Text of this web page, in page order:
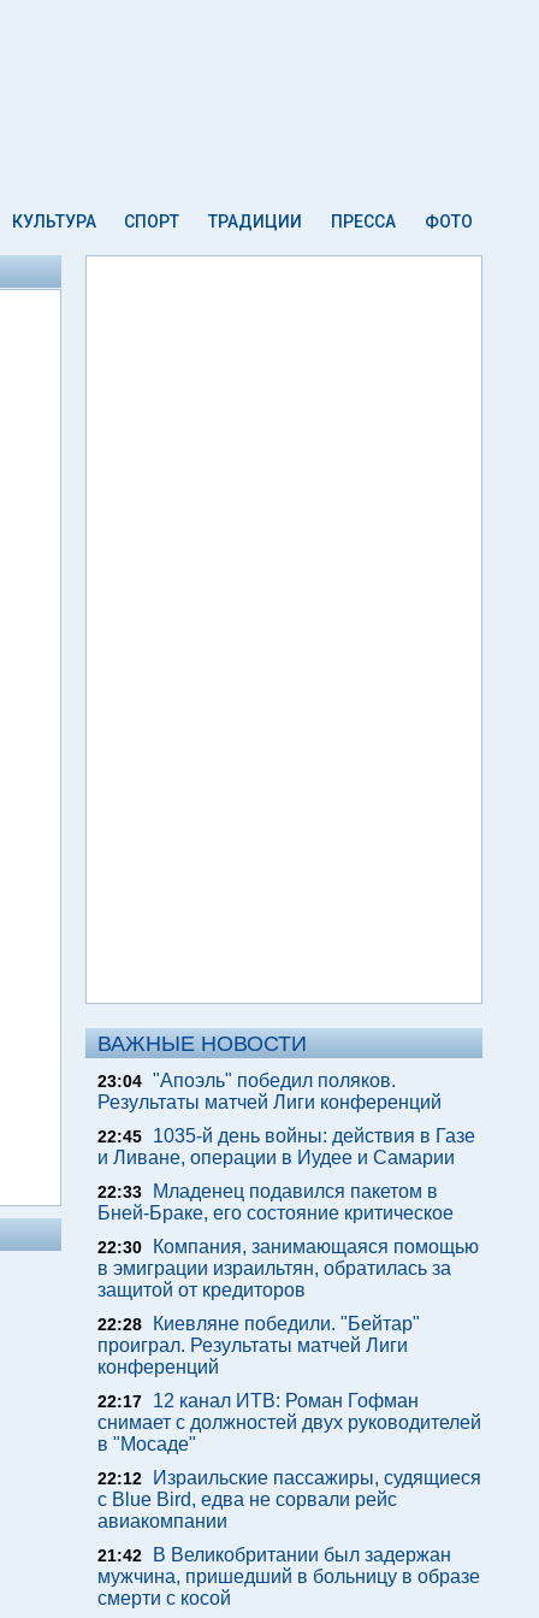
КУЛЬТУРА СПОРТ ТРАДИЦИИ ПРЕССА ФОТО
ВАЖНЫЕ НОВОСТИ
23:04 "Апоэль" победил поляков.
Результаты матчей Лиги конференций
22:45
1035-й день войны: действия в Газе
и Ливане, операции в Иудее и Самарии
22:33
Младенец подавился пакетом в
Бней-Браке, его состояние критическое
22:30
Компания, занимающаяся помощью
в эмиграции израильтян, обратилась за
защитой от кредиторов
22:28
Киевляне победили. "Бейтар"
проиграл. Результаты матчей Лиги
конференций
22:17
12 канал ИТВ: Роман Гофман
снимает с должностей двух руководителей
в "Мосаде"
22:12
Израильские пассажиры, судящиеся
с Blue Bird, едва не сорвали рейс
авиакомпании
21:42
В Великобритании был задержан
мужчина, пришедший в больницу в образе
смерти с косой